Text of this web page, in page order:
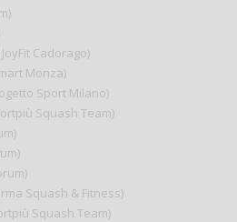
Cadorago)
Monza)
Sport Milano)
Squash Team)
Squash & Fitness)
Squash Team)